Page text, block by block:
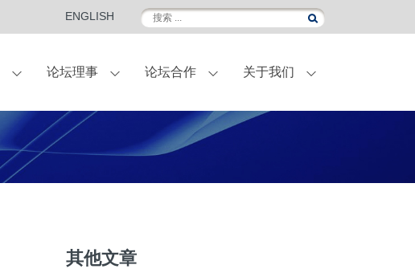
ENGLISH
外滩金融峰会 国际访问
论坛理事 论坛合作
守护伙伴 联名定制葡萄酒
合作申请
关于我们
其他文章